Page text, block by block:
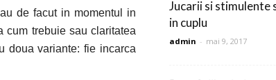
de facut in momentul in
cum trebuie sau claritatea
doua variante: fie incarca
Jucarii si stimulente
in cuplu
admin - mai 9, 2017